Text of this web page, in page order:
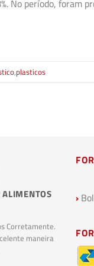
No período, foram
,plasticos
ALIMENTOS
Corretamente.
maneira
›